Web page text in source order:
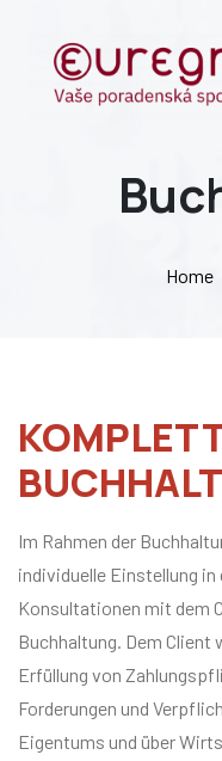
Home
Im Rahmen der
individuelle Einstellung
Konsultationen mit dem
Buchhaltung. Dem Client
Erfüllung von
Forderungen und
Eigentums und über